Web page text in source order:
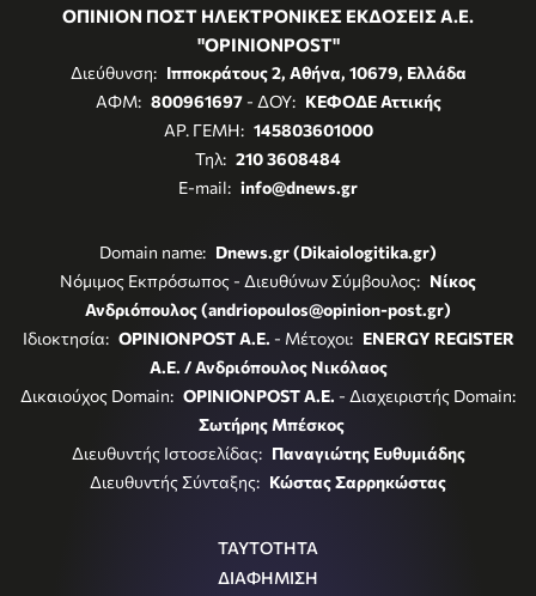
ΟΠΙΝΙΟΝ ΠΟΣΤ ΗΛΕΚΤΡΟΝΙΚΕΣ ΕΚΔΟΣΕΙΣ Α.Ε.
"OPINIONPOST"
Διεύθυνση: Ιπποκράτους 2, Αθήνα, 10679, Ελλάδα
ΑΦΜ: 800961697- ΔΟΥ: ΚΕΦΟΔΕ Αττικής
ΑΡ. ΓΕΜΗ: 145803601000
Τηλ: 210 3608484
E-mail: info@dnews.gr
Domain name: Dnews.gr (Dikaiologitika.gr)
Νόμιμος Εκπρόσωπος - Διευθύνων Σύμβουλος: Νίκος
Ανδριόπουλος (andriopoulos@opinion-post.gr)
Ιδιοκτησία: OPINIONPOST A.E. - Μέτοχοι: ENERGY REGISTER
Α.Ε. / Ανδριόπουλος Νικόλαος
Δικαιούχος Domain: OPINIONPOST A.E. - Διαχειριστής Domain:
Σωτήρης Μπέσκος
Διευθυντής Ιστοσελίδας: Παναγιώτης Ευθυμιάδης
Διευθυντής Σύνταξης: Κώστας Σαρρηκώστας
ΤΑΥΤΟΤΗΤΑ
ΔΙΑΦΗΜΙΣΗ